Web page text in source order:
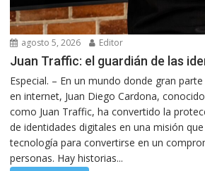
agosto 5, 2026 Editor
Juan Traffic: el guardián de las
Especial. – En un mundo donde gran
en internet, Juan Diego Cardona,
como Juan Traffic, ha convertido la
de identidades digitales en una misión
tecnología para convertirse en un
personas. Hay historias...